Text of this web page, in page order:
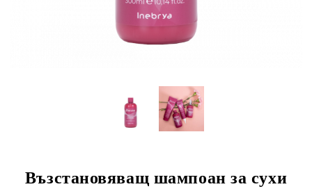
Възстановяващ шампоан за сухи